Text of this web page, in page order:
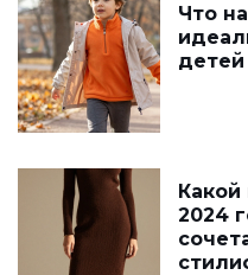
Что
детей
Какой
2024